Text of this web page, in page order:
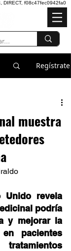
DIRECT, f08c47fec0942fa0
Regístrate
muestra
Unido revela
podría
y mejorar la
pacientes